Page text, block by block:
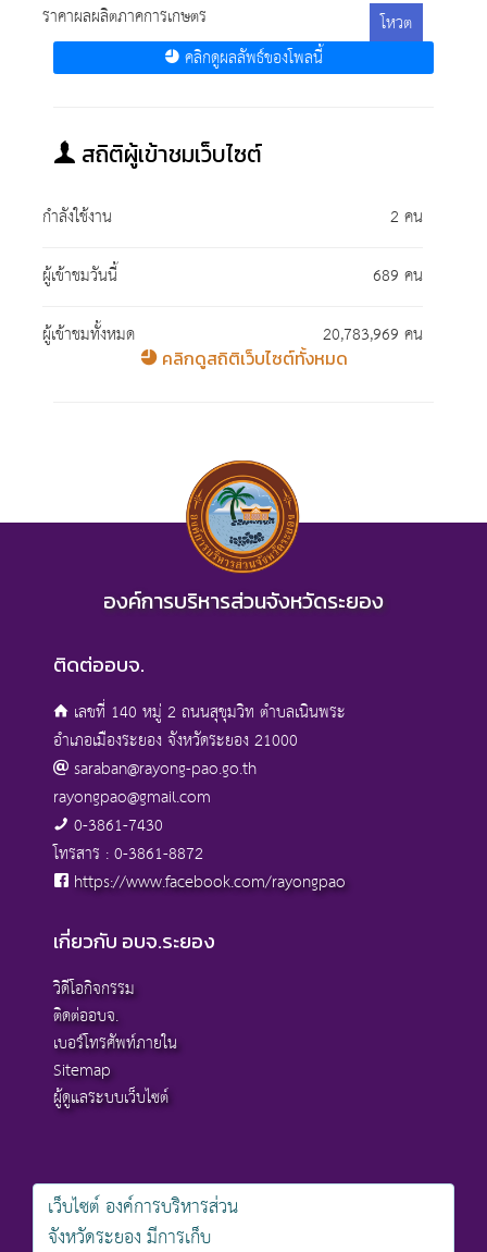
ราคาผลผลิตภาคการเกษตร
โหวต
คลิกดูผลลัพธ์ของโพลนี้
สถิติผู้เข้าชมเว็บไซต์
กำลังใช้งาน
2 คน
ผู้เข้าชมวันนี้
689 คน
ผู้เข้าชมทั้งหมด
20,783,969 คน
คลิกดูสถิติเว็บไซต์ทั้งหมด
องค์การบริหารส่วนจังหวัดระยอง
ติดต่ออบจ.
เลขที่ 140 หมู่ 2 ถนนสุขุมวิท ตำบลเนินพระ
อำเภอเมืองระยอง จังหวัดระยอง 21000
saraban@rayong-pao.go.th
rayongpao@gmail.com
0-3861-7430
โทรสาร : 0-3861-8872
https://www.facebook.com/rayongpao
เกี่ยวกับ อบจ.ระยอง
วิดีโอกิจกรรม
ติดต่ออบจ.
เบอร์โทรศัพท์ภายใน
Sitemap
ผู้ดูแลระบบเว็บไซต์
สงวนลิขสิทธิ์ © 2568 , องค์การบริหารส่วนจังหวัดระยอง
นโยบายการคุ้มครองข้อมูลส่วนบุคคล
เว็บไซต์ องค์การบริหารส่วน
จังหวัดระยอง มีการเก็บ